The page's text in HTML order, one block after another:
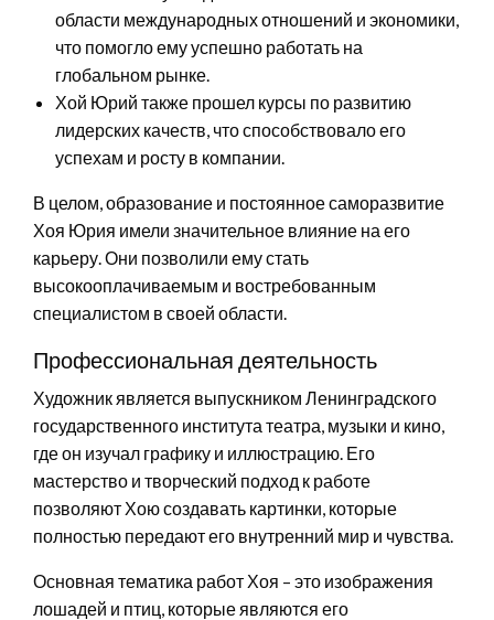
области международных отношений и экономики,
что помогло ему успешно работать на
глобальном рынке.
Хой Юрий также прошел курсы по развитию
лидерских качеств, что способствовало его
успехам и росту в компании.
В целом, образование и постоянное саморазвитие
Хоя Юрия имели значительное влияние на его
карьеру. Они позволили ему стать
высокооплачиваемым и востребованным
специалистом в своей области.
Профессиональная деятельность
Художник является выпускником Ленинградского
государственного института театра, музыки и кино,
где он изучал графику и иллюстрацию. Его
мастерство и творческий подход к работе
позволяют Хою создавать картинки, которые
полностью передают его внутренний мир и чувства.
Основная тематика работ Хоя – это изображения
лошадей и птиц, которые являются его